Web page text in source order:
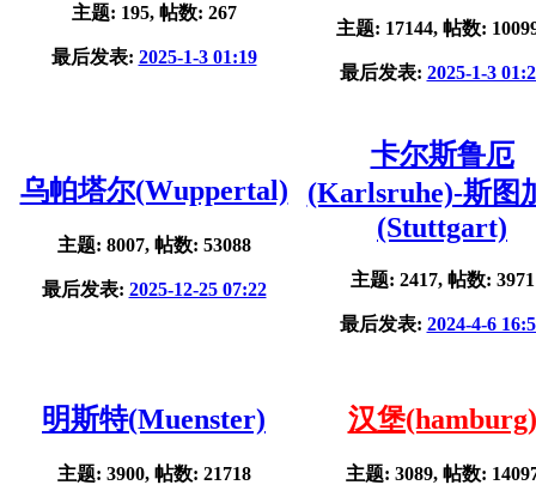
主题: 195, 帖数: 267
最后发表: 2025-1-3 01:19
主题: 17144, 帖数:
最后发表: 2025-1-3
乌帕塔尔(Wuppertal)
主题: 8007, 帖数: 53088
最后发表: 2025-12-25 07:22
卡尔斯鲁厄
(Karlsruhe)-斯图
(Stuttgart)
主题: 2417, 帖数: 3971
最后发表: 2024-4-6
明斯特(Muenster)
主题: 3900, 帖数: 21718
汉堡(hamburg)
主题: 3089, 帖数: